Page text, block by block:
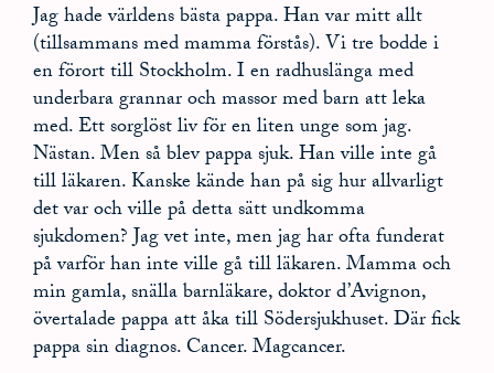
Jag hade världens bästa pappa. Han var mitt allt
(tillsammans med mamma förstås). Vi tre bodde i
en förort till Stockholm. I en radhuslänga med
underbara grannar och massor med barn att leka
med. Ett sorglöst liv för en liten unge som jag.
Nästan. Men så blev pappa sjuk. Han ville inte gå
till läkaren. Kanske kände han på sig hur allvarligt
det var och ville på detta sätt undkomma
sjukdomen? Jag vet inte, men jag har ofta funderat
på varför han inte ville gå till läkaren. Mamma och
min gamla, snälla barnläkare, doktor d’Avignon,
övertalade pappa att åka till Södersjukhuset. Där fick
pappa sin diagnos. Cancer. Magcancer.